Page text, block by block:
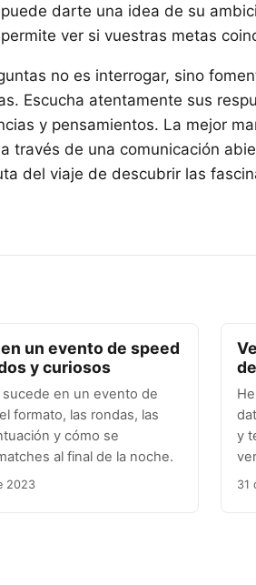
darte una idea de su
ver si vuestras metas
no es interrogar, sino
Escucha atentamente sus
y pensamientos. La mejor
través de una comunicación
del viaje de descubrir las
un evento de speed
y curiosos
en un evento de
formato, las rondas, las
y cómo se
al final de la noche.
2023
y
31